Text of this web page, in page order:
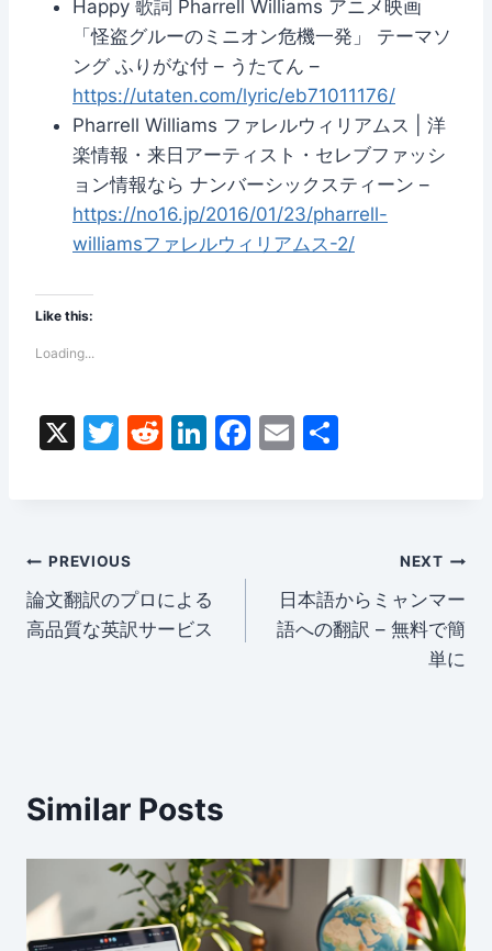
Happy 歌詞 Pharrell Williams アニメ映画
「怪盗グルーのミニオン危機一発」 テーマソ
ング ふりがな付 – うたてん –
https://utaten.com/lyric/eb71011176/
Pharrell Williams ファレルウィリアムス | 洋
楽情報・来日アーティスト・セレブファッシ
ョン情報なら ナンバーシックスティーン –
https://no16.jp/2016/01/23/pharrell-
williamsファレルウィリアムス-2/
Like this:
Loading...
X
T
R
Li
n
F
E
Post
navigation
PREVIOUS
論文翻訳のプロによる
高品質な英訳サービス
NEXT
日本語からミャンマー
語への翻訳 – 無料で簡
単に
Similar Posts